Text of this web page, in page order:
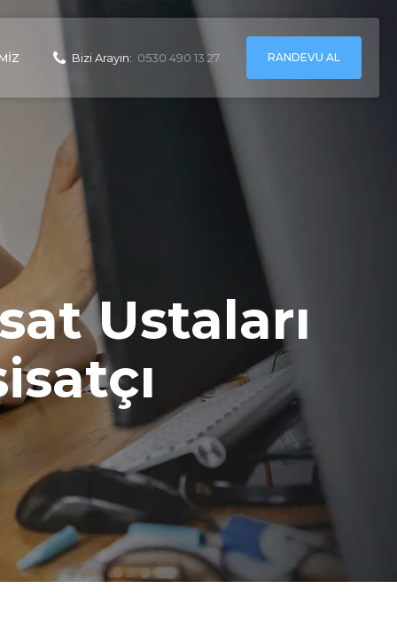
Bizi Arayın: 0530 490 13 27 RANDEVU AL
Ustaları